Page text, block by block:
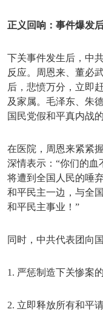
正义回响：事件爆发
下关事件发生后，中
反应。周恩来、董必
后，悲愤万分，立即
及家属。毛泽东、朱
国民党假和平真内战的
在医院，周恩来紧紧
深情表示： “你们的血
将遭到全国人民的唾
和平民主一边，与全
和平民主事业！”
同时，中共代表团向
1. 严惩制造下关惨案
2. 立即释放所有和平